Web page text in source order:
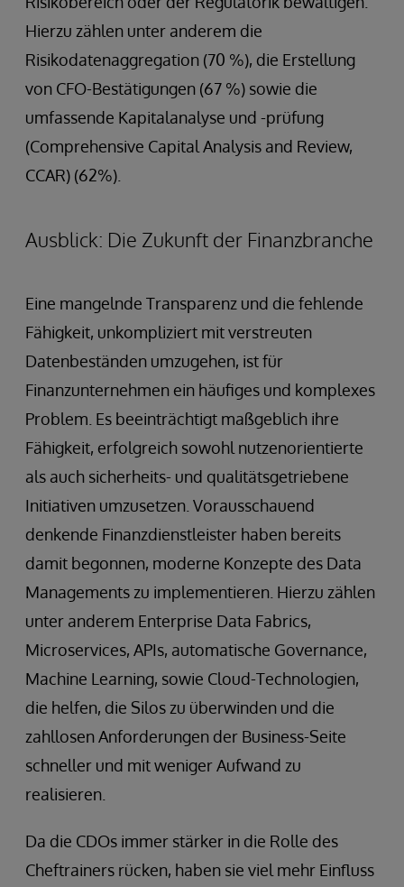
Hierzu zählen unter anderem die
Risikodatenaggregation (70 %), die Erstellung
von CFO-Bestätigungen (67 %) sowie die
umfassende Kapitalanalyse und -prüfung
(Comprehensive Capital Analysis and Review,
CCAR) (62%).
Ausblick: Die Zukunft der Finanzbranche
Eine mangelnde Transparenz und die fehlende
Fähigkeit, unkompliziert mit verstreuten
Datenbeständen umzugehen, ist für
Finanzunternehmen ein häufiges und komplexes
Problem. Es beeinträchtigt maßgeblich ihre
Fähigkeit, erfolgreich sowohl nutzenorientierte
als auch sicherheits- und qualitätsgetriebene
Initiativen umzusetzen. Vorausschauend
denkende Finanzdienstleister haben bereits
damit begonnen, moderne Konzepte des Data
Managements zu implementieren. Hierzu zählen
unter anderem Enterprise Data Fabrics,
Microservices, APIs, automatische Governance,
Machine Learning, sowie Cloud-Technologien,
die helfen, die Silos zu überwinden und die
zahllosen Anforderungen der Business-Seite
schneller und mit weniger Aufwand zu
realisieren.
Da die CDOs immer stärker in die Rolle des
Cheftrainers rücken, haben sie viel mehr Einfluss